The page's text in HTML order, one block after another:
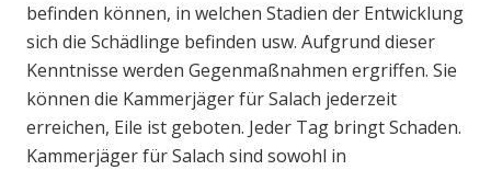
befinden können, in welchen Stadien der Entwicklung
sich die Schädlinge befinden usw. Aufgrund dieser
Kenntnisse werden Gegenmaßnahmen ergriffen. Sie
können die Kammerjäger für Salach jederzeit
erreichen, Eile ist geboten. Jeder Tag bringt Schaden.
Kammerjäger für Salach sind sowohl in